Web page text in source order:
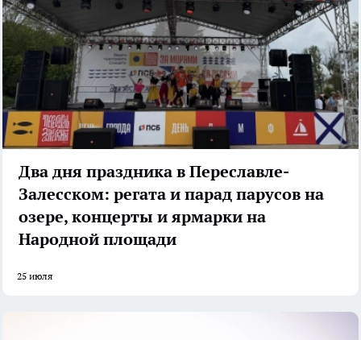
Два дня праздника в Переславле-
Залесском: регата и парад парусов на
озере, концерты и ярмарки на
Народной площади
25 июля